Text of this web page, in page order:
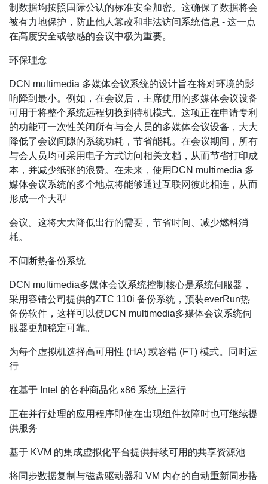
制数据均按照国际公认的标准安全加密。这确保了数据将会
被有力地保护，防止他人篡改和非法访问系统信息 - 这一点
在高度安全或敏感的会议中极为重要。
环保理念
DCN multimedia 多媒体会议系统的设计旨在将对环境的影
响降到最小。例如，在会议后，主席使用的多媒体会议设备
可用于将整个系统远程切换到待机模式。这项正在申请专利
的功能可一次性关闭所有与会人员的多媒体会议设备，大大
降低了会议间隙的系统功耗，节省能耗。在会议期间，所有
与会人员均可采用电子方式访问相关文档，从而节省打印成
本，并减少纸张的浪费。在未来，使用DCN multimedia 多
媒体会议系统的多个地点将能够通过互联网彼此相连，从而
形成一个大型
会议。这将大大降低出行的需要，节省时间、减少燃料消
耗。
不间断热备份系统
DCN multimedia多媒体会议系统控制核心是系统伺服器，
采用容错公司提供的ZTC 110i 备份系统，预装everRun热
备份软件，这样可以使DCN multimedia多媒体会议系统伺
服器更加稳定可靠。
为每个虚拟机选择高可用性 (HA) 或容错 (FT) 模式。同时运
行
在基于 Intel 的各种商品化 x86 系统上运行
正在并行处理的应用程序即使在出现组件故障时也可继续提
供服务
基于 KVM 的集成虚拟化平台提供持续可用的共享资源池
将同步数据复制与磁盘驱动器和 VM 内存的自动重新同步搭